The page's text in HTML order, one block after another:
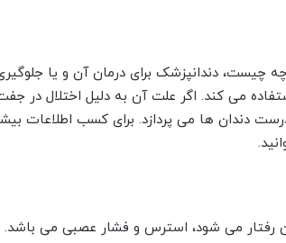
چیست، دندانپزشک برای درمان آن و یا
می کند. اگر علت آن به دلیل اختلال در
دندان ها می پردازد. برای کسب اطلاعات
رفتار می شود، استرس و فشار عصبی می باشد.